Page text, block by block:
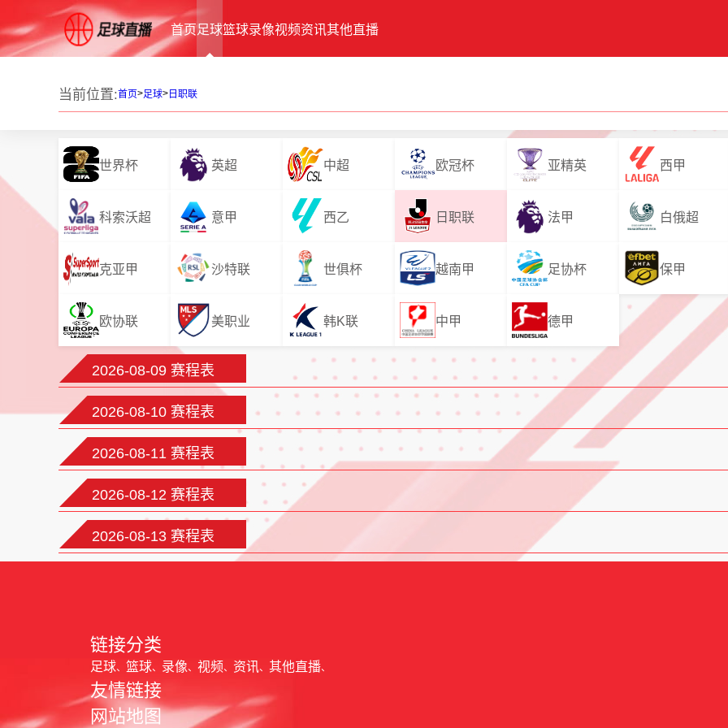
首页足球篮球录像视频资讯其他直播
当前位置:首页>足球> 日职联
世界杯 英超 中超 欧冠杯 亚精英 西甲
科索沃超 意甲 西乙 日职联 法甲 白俄超
克亚甲 沙特联 世俱杯 越南甲 足协杯 保甲
欧协联 美职业 韩K联 中甲 德甲
2026-08-09 赛程表
2026-08-10 赛程表
2026-08-11 赛程表
2026-08-12 赛程表
2026-08-13 赛程表
链接分类
足球 篮球 录像 视频 资讯 其他直播
友情链接
网站地图